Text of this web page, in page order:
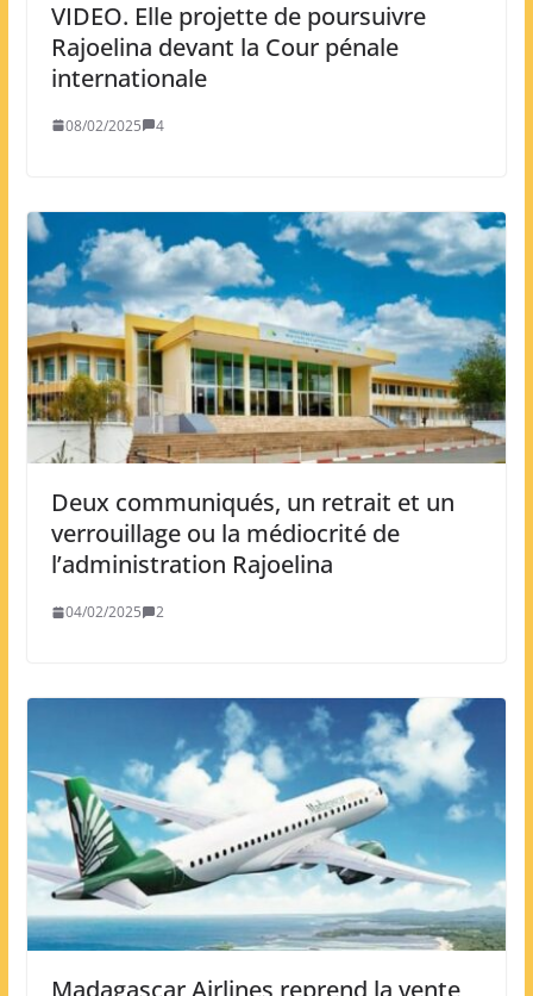
VIDEO. Elle projette de poursuivre
Rajoelina devant la Cour pénale
internationale
08/02/2025 4
Deux communiqués, un retrait et un
verrouillage ou la médiocrité de
l’administration Rajoelina
04/02/2025 2
Madagascar Airlines reprend la vente